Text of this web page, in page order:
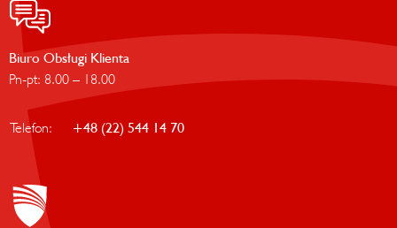
Biuro Obsługi Klienta
Pn-pt: 8.00 – 18.00
Telefon: +48 (22) 544 14 70